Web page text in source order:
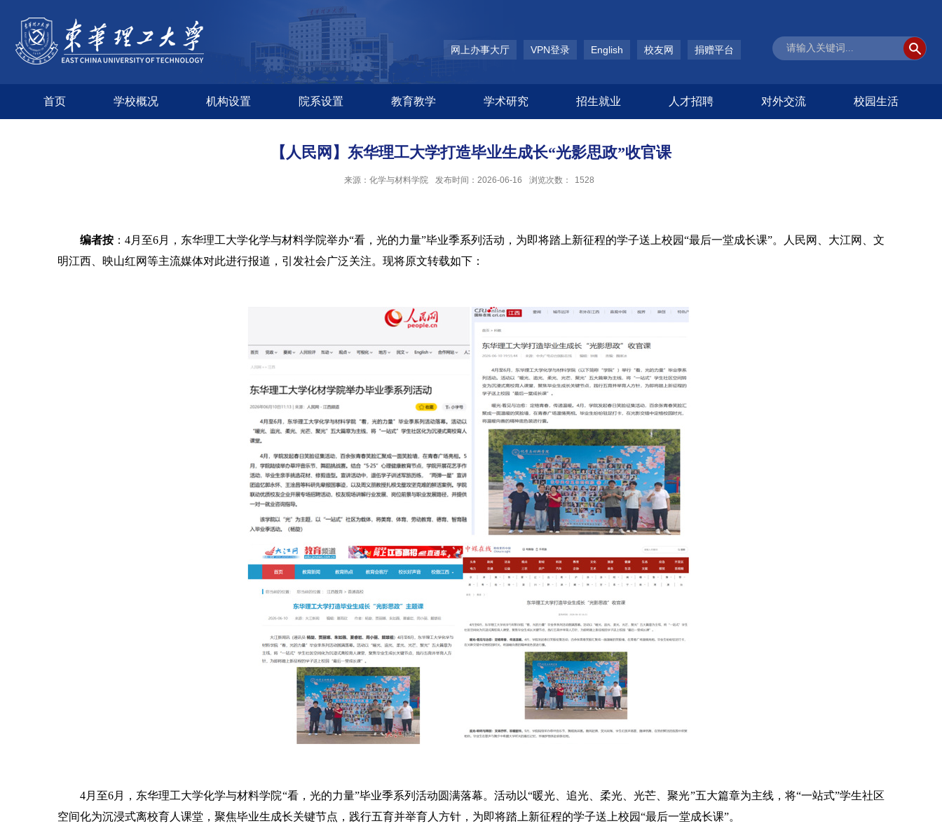
网上办事大厅 VPN登录 English 校友网 捐赠平台
首页 学校概况 机构设置 院系设置 教育教学 学术研究 招生就业 人才招聘 对外交流 校园生活
【人民网】东华理工大学打造毕业生成长“光影思政”收官课
来源：化学与材料学院 发布时间：2026-06-16 浏览次数： 1528
编者按 ： 4月至6月，东华理工大学化学与材料学院举办“看，光的力量”毕业季系列活动 ，为即将踏上新征程的学子送上校园“最后一堂成长课”。
人民网、大江网、文
明江西、映山红网等主流媒体对此进行报道，引发社会广泛关注。现将原文转载如下：
4月至6月，东华理工大学化学与材料学院“看，光的力量”毕业季系列活动圆满落幕。活动以“暖光、追光、柔光、光芒、聚光”五大篇章为主线，将“一站式”学生社区
空间化为沉浸式离校育人课堂，聚焦毕业生成长关键节点，践行五育并举育人方针，为即将踏上新征程的学子送上校园“最后一堂成长课”。